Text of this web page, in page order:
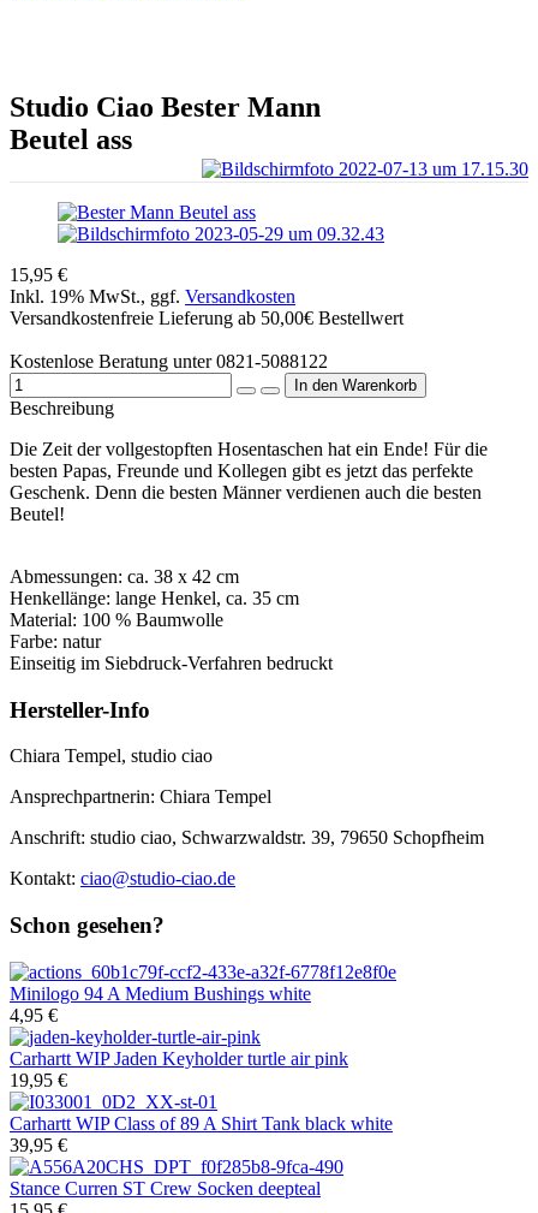
Studio Ciao Bester Mann
Beutel ass
15,95 €
Inkl. 19% MwSt., ggf. Versandkosten
Versandkostenfreie Lieferung ab 50,00€ Bestellwert
Kostenlose Beratung unter 0821-5088122
Beschreibung
Die Zeit der vollgestopften Hosentaschen hat ein Ende! Für die
besten Papas, Freunde und Kollegen gibt es jetzt das perfekte
Geschenk. Denn die besten Männer verdienen auch die besten
Beutel!
Abmessungen: ca. 38 x 42 cm
Henkellänge: lange Henkel, ca. 35 cm
Material: 100 % Baumwolle
Farbe: natur
Einseitig im Siebdruck-Verfahren bedruckt
Hersteller-Info
Chiara Tempel, studio ciao
Ansprechpartnerin: Chiara Tempel
Anschrift: studio ciao, Schwarzwaldstr. 39, 79650 Schopfheim
Kontakt: ciao@studio-ciao.de
Schon gesehen?
Minilogo 94 A Medium Bushings white
4,95 €
Carhartt WIPJaden Keyholder turtle air pink
19,95 €
Carhartt WIPClass of 89 A Shirt Tank black white
39,95 €
Stance Curren ST Crew Socken deepteal